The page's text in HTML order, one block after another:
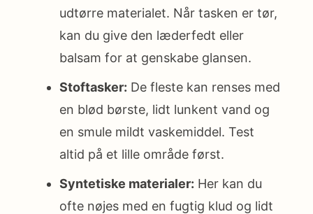
udtørre materialet. Når tasken er tør,
kan du give den læderfedt eller
balsam for at genskabe glansen.
Stoftasker: De fleste kan renses med
en blød børste, lidt lunkent vand og
en smule mildt vaskemiddel. Test
altid på et lille område først.
Syntetiske materialer: Her kan du
ofte nøjes med en fugtig klud og lidt